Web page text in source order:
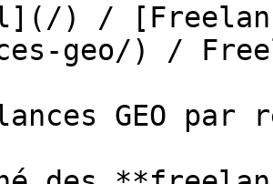
) /
geo/) /
GEO par